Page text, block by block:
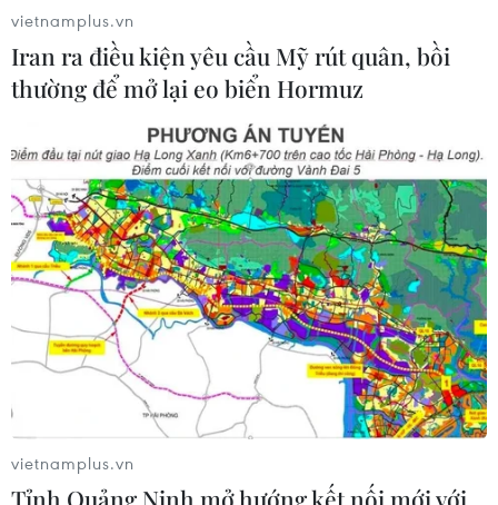
vietnamplus.vn
Iran ra điều kiện yêu cầu Mỹ rút quân, bồi
thường để mở lại eo biển Hormuz
vietnamplus.vn
Tỉnh Quảng Ninh mở hướng kết nối mới với